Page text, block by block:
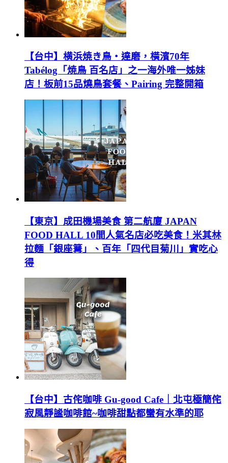
【台中】横浜焼き鳥‧達磨，橫濱70年
Tabélog「焼鳥 百名店」之一海外唯一姊妹
店！板前15品燒鳥套餐、Pairing 完整開箱
【東京】成田機場美食 第二航廈 JAPAN
FOOD HALL 10間人氣名店必吃美食！米其林
拉麵「銀座篝」、百年「四代目菊川」實吃心
得
【台中】古侘咖啡 Gu-good Cafe｜北屯極簡侘
寂風靜謐咖啡館~咖啡甜點都蠻有水準的耶